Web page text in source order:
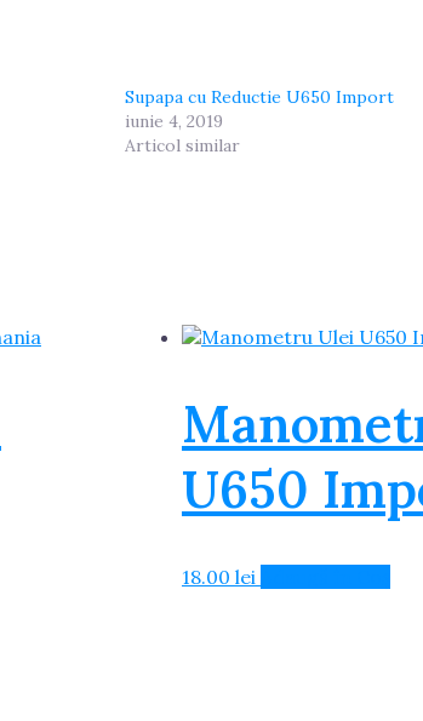
Supapa cu Reductie U650 Import
iunie 4, 2019
Articol similar
U650
18.00 lei